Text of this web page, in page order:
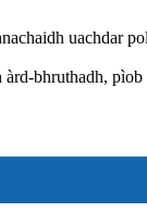
uachdar
bhruthadh,